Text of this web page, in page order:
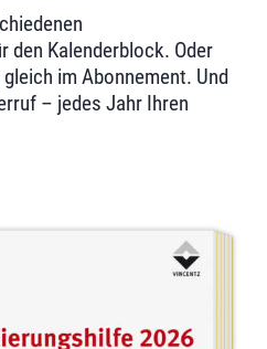
den Kalenderblock. Oder
im Abonnement. Und
– jedes Jahr Ihren